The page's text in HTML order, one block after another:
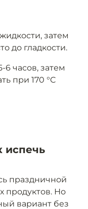
затем
до гладкости.
6 часов, затем
при 170 °C
испечь
праздничной
продуктов. Но
вариант без